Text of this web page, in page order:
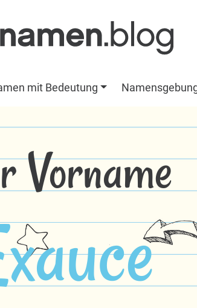
mit Bedeutung
Vorname